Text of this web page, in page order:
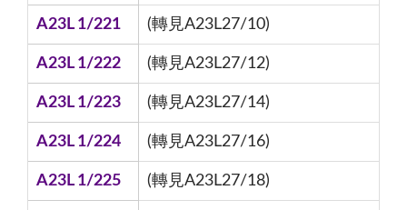
A23L 1/221 (轉見A23L27/10)
A23L 1/222 (轉見A23L27/12)
A23L 1/223 (轉見A23L27/14)
A23L 1/224 (轉見A23L27/16)
A23L 1/225 (轉見A23L27/18)